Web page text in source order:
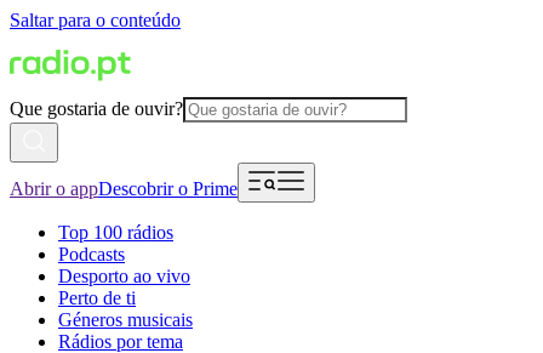
Saltar para o conteúdo
Que gostaria de ouvir?
Abrir o appDescobrir o Prime
Top 100 rádios
Podcasts
Desporto ao vivo
Perto de ti
Géneros musicais
Rádios por tema